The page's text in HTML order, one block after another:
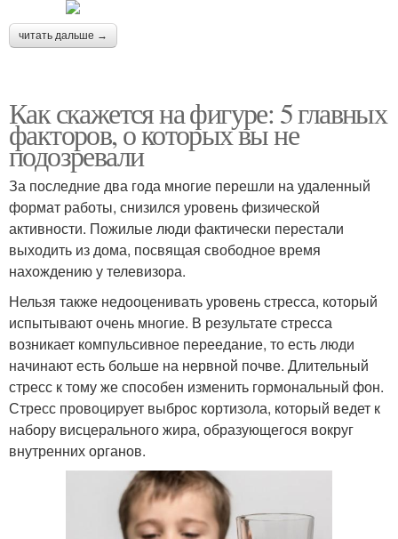
читать дальше →
Как скажется на фигуре: 5 главных
факторов, о которых вы не
подозревали
За последние два года многие перешли на удаленный
формат работы, снизился уровень физической
активности. Пожилые люди фактически перестали
выходить из дома, посвящая свободное время
нахождению у телевизора.
Нельзя также недооценивать уровень стресса, который
испытывают очень многие. В результате стресса
возникает компульсивное переедание, то есть люди
начинают есть больше на нервной почве. Длительный
стресс к тому же способен изменить гормональный фон.
Стресс провоцирует выброс кортизола, который ведет к
набору висцерального жира, образующегося вокруг
внутренних органов.